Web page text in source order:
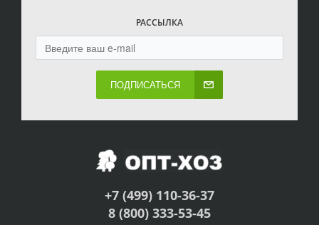
РАССЫЛКА
ПОДПИСАТЬСЯ
+7 (499) 110-36-37
8 (800) 333-53-45